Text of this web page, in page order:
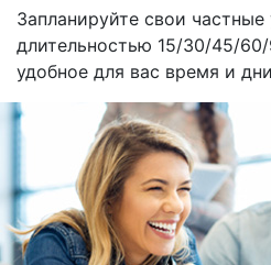
Запланируйте свои частные
длительностью 15/30/45/
удобное для вас время и